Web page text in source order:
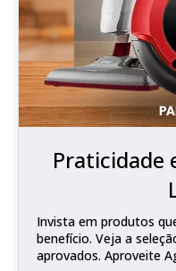
Praticidade
Invista em produtos
benefício. Veja a
aprovados. Aproveite